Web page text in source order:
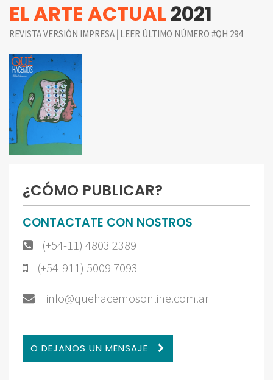
EL ARTE ACTUAL2021
REVISTA VERSIÓN IMPRESA | LEER ÚLTIMO NÚMERO #QH 294
¿CÓMO PUBLICAR?
CONTACTATE CON NOSTROS
(+54-11) 4803 2389
(+54-911) 5009 7093
info@quehacemosonline.com.ar
O DEJANOS UN MENSAJE